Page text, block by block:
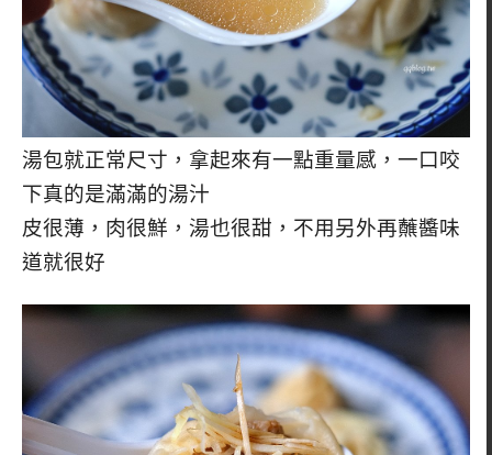
湯包就正常尺寸，拿起來有一點重量感，一口咬
下真的是滿滿的湯汁
皮很薄，肉很鮮，湯也很甜，不用另外再蘸醬味
道就很好